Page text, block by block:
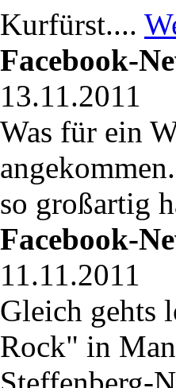
Kurfürst....
Facebook-
13.11.2011
Was für ein
so großartig
Facebook-
11.11.2011
Gleich gehts
Rock" in